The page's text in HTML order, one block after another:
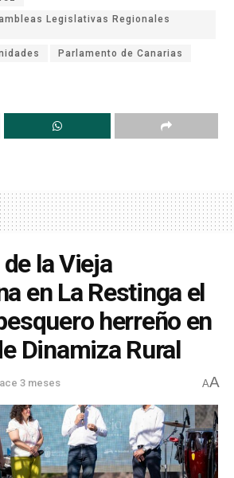
Legislativas Regionales
Parlamento de Canarias
la Vieja
en La Restinga el
herreño en
Dinamiza Rural
3 meses AA